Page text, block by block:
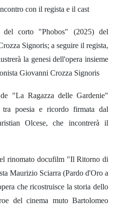
con il regista e il cast
del corto "Phobos" (2025) del
Signoris; a seguire il regista,
la genesi dell'opera insieme
Giovanni Crozza Signoris
"La Ragazza delle Gardenie"
poesia e ricordo firmata dal
Olcese, che incontrerà il
rinomato docufilm "Il Ritorno di
Maurizio Sciarra (Pardo d'Oro a
che ricostruisce la storia dello
del cinema muto Bartolomeo